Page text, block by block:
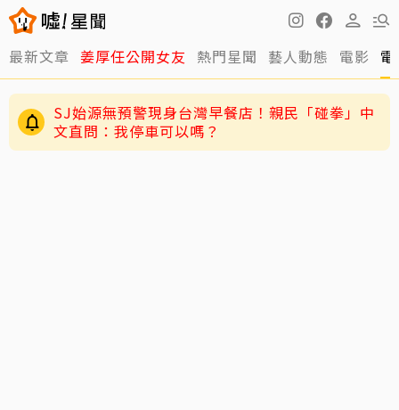
最新文章 姜厚任公開女友 熱門星聞 藝人動態 電影
SJ始源無預警現身台灣早餐店！親民「碰拳」中
文直問：我停車可以嗎？